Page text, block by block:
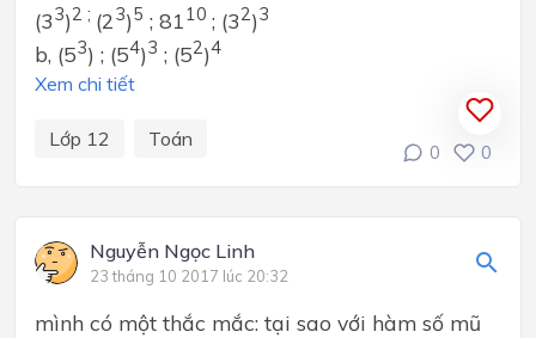
(33)2 ; (23)5 ; 8110 ; (32)3
b, (53) ; (54)3 ; (52)4
Xem chi tiết
Lớp 12 Toán
0 0
Nguyễn Ngọc Linh
23 tháng 10 2017 lúc 20:32
mình có một thắc mắc: tại sao với hàm số mũ